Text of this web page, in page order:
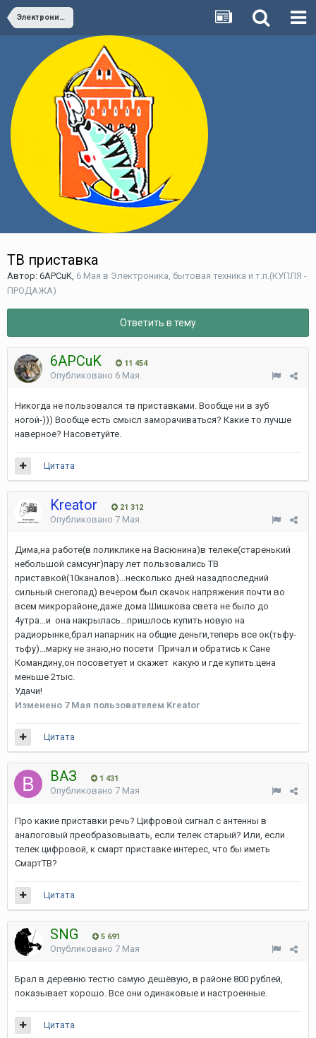
Электроника, бытовая техника и т.п.(КУПЛЯ - ПРОДАЖА)
ТВ приставка
Автор: 6APCuK, 6 Мая в Электроника, бытовая техника и т.п.(КУПЛЯ -
ПРОДАЖА)
Ответить в тему
6APCuK 11 454
Опубликовано 6 Мая
Никогда не пользовался тв приставками. Вообще ни в зуб
ногой-))) Вообще есть смысл заморачиваться? Какие то лучше
наверное? Насоветуйте.
Цитата
Kreator 21 312
Опубликовано 7 Мая
Дима,на работе(в поликлике на Васюнина)в телеке(старенький
небольшой самсунг)пару лет пользовались ТВ
приставкой(10каналов)...несколько дней назадпоследний
сильный снегопад) вечером был скачок напряжения почти во
всем микрорайоне,даже дома Шишкова света не было до
4утра...и она накрылась...пришлось купить новую на
радиорынке,брал напарник на общие деньги,теперь все ок(тьфу-
тьфу)...марку не знаю,но посети Причал и обратись к Сане
Командину,он посоветует и скажет какую и где купить.цена
меньше 2тыс.
Удачи!
Изменено 7 Мая пользователем Kreator
Цитата
ВАЗ 1 431
Опубликовано 7 Мая
Про какие приставки речь? Цифровой сигнал с антенны в
аналоговый преобразовывать, если телек старый? Или, если
телек цифровой, к смарт приставке интерес, что бы иметь
СмартТВ?
Цитата
SNG 5 691
Опубликовано 7 Мая
Брал в деревню тестю самую дешёвую, в районе 800 рублей,
показывает хорошо. Все они одинаковые и настроенные.
Цитата